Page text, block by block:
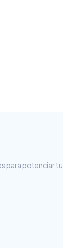
para potenciar tu